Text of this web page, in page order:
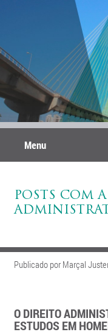
Menu
POSTS COM A
Publicado por Marçal
O DIREITO
ESTUDOS EM